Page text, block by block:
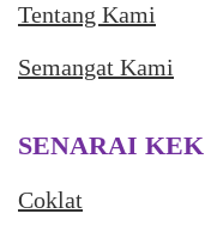
Tentang Kami
Semangat Kami
SENARAI KEK
Coklat